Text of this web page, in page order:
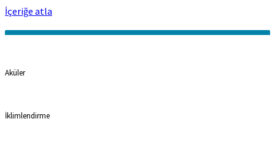
İçeriğe atla
Aküler
İklimlendirme